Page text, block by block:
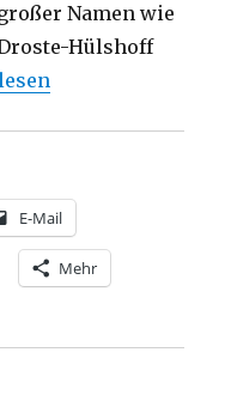
Namen wie
Hülshoff
„DichterOrte“
E-Mail
Mehr